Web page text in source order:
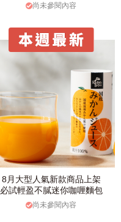
尚未參閱內容
8月大型人氣新款商品上架
必試輕盈不膩迷你咖喱麵包
尚未參閱內容